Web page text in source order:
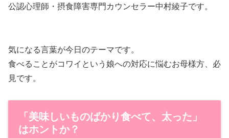
公認心理師・摂食障害専門カウンセラー中村綾子です。
気になる言葉が今日のテーマです。
食べることがコワイという娘への対応に悩むお母様方、必
見です。
「美味しいものばかり食べて、太った」
はホントか？